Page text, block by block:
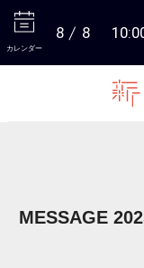
カレンダー
8 8
MESSAGE